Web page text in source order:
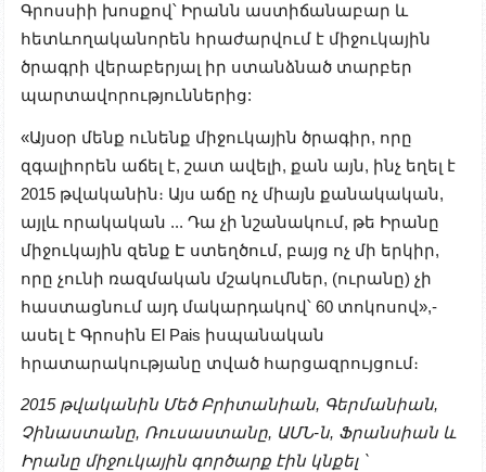
Գրոսսիի խոսքով՝ Իրանն աստիճանաբար և
հետևողականորեն հրաժարվում է միջուկային
ծրագրի վերաբերյալ իր ստանձնած տարբեր
պարտավորություններից:
«Այսօր մենք ունենք միջուկային ծրագիր, որը
զգալիորեն աճել է, շատ ավելի, քան այն, ինչ եղել է
2015 թվականին։ Այս աճը ոչ միայն քանակական,
այլև որակական ... Դա չի նշանակում, թե Իրանը
միջուկային զենք Է ստեղծում, բայց ոչ մի երկիր,
որը չունի ռազմական մշակումներ, (ուրանը) չի
հաստացնում այդ մակարդակով՝ 60 տոկոսով»,-
ասել է Գրոսին El Pais իսպանական
հրատարակությանը տված հարցազրույցում։
2015 թվականին Մեծ Բրիտանիան, Գերմանիան,
Չինաստանը, Ռուսաստանը, ԱՄՆ-ն, Ֆրանսիան և
Իրանը միջուկային գործարք էին կնքել ՝